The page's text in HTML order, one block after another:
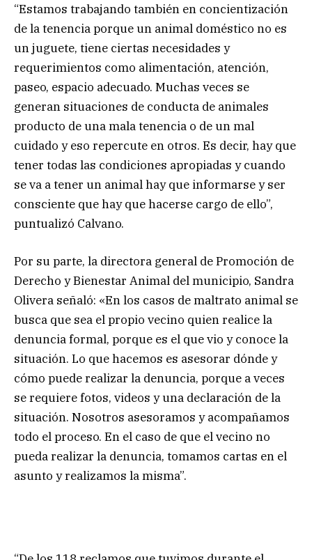
“Estamos trabajando también en concientización
de la tenencia porque un animal doméstico no es
un juguete, tiene ciertas necesidades y
requerimientos como alimentación, atención,
paseo, espacio adecuado. Muchas veces se
generan situaciones de conducta de animales
producto de una mala tenencia o de un mal
cuidado y eso repercute en otros. Es decir, hay que
tener todas las condiciones apropiadas y cuando
se va a tener un animal hay que informarse y ser
consciente que hay que hacerse cargo de ello”,
puntualizó Calvano.
Por su parte, la directora general de Promoción de
Derecho y Bienestar Animal del municipio, Sandra
Olivera señaló: «En los casos de maltrato animal se
busca que sea el propio vecino quien realice la
denuncia formal, porque es el que vio y conoce la
situación. Lo que hacemos es asesorar dónde y
cómo puede realizar la denuncia, porque a veces
se requiere fotos, videos y una declaración de la
situación. Nosotros asesoramos y acompañamos
todo el proceso. En el caso de que el vecino no
pueda realizar la denuncia, tomamos cartas en el
asunto y realizamos la misma”.